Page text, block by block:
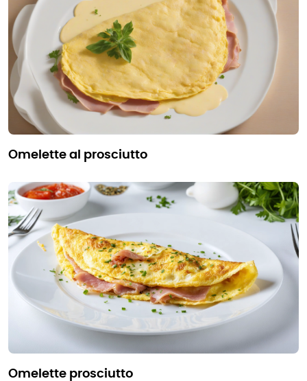
omelette al prosciutto
omelette prosciutto